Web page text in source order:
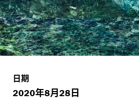
日期
2020年8月28日